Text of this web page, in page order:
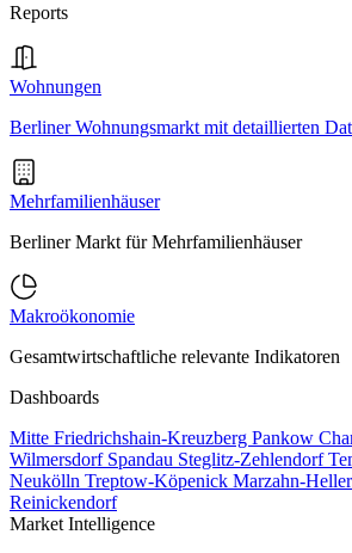
Reports
Wohnungen
Berliner Wohnungsmarkt mit detaillierten
Mehrfamilienhäuser
Berliner Markt für Mehrfamilienhäuser
Makroökonomie
Gesamtwirtschaftliche relevante Indikatoren
Dashboards
Mitte Friedrichshain-Kreuzberg Pankow
Wilmersdorf Spandau Steglitz-Zehlendorf
Neukölln Treptow-Köpenick Marzahn-
Reinickendorf
Market Intelligence